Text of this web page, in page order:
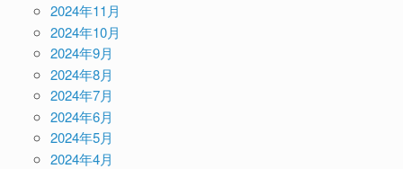
2024年11月
2024年10月
2024年9月
2024年8月
2024年7月
2024年6月
2024年5月
2024年4月